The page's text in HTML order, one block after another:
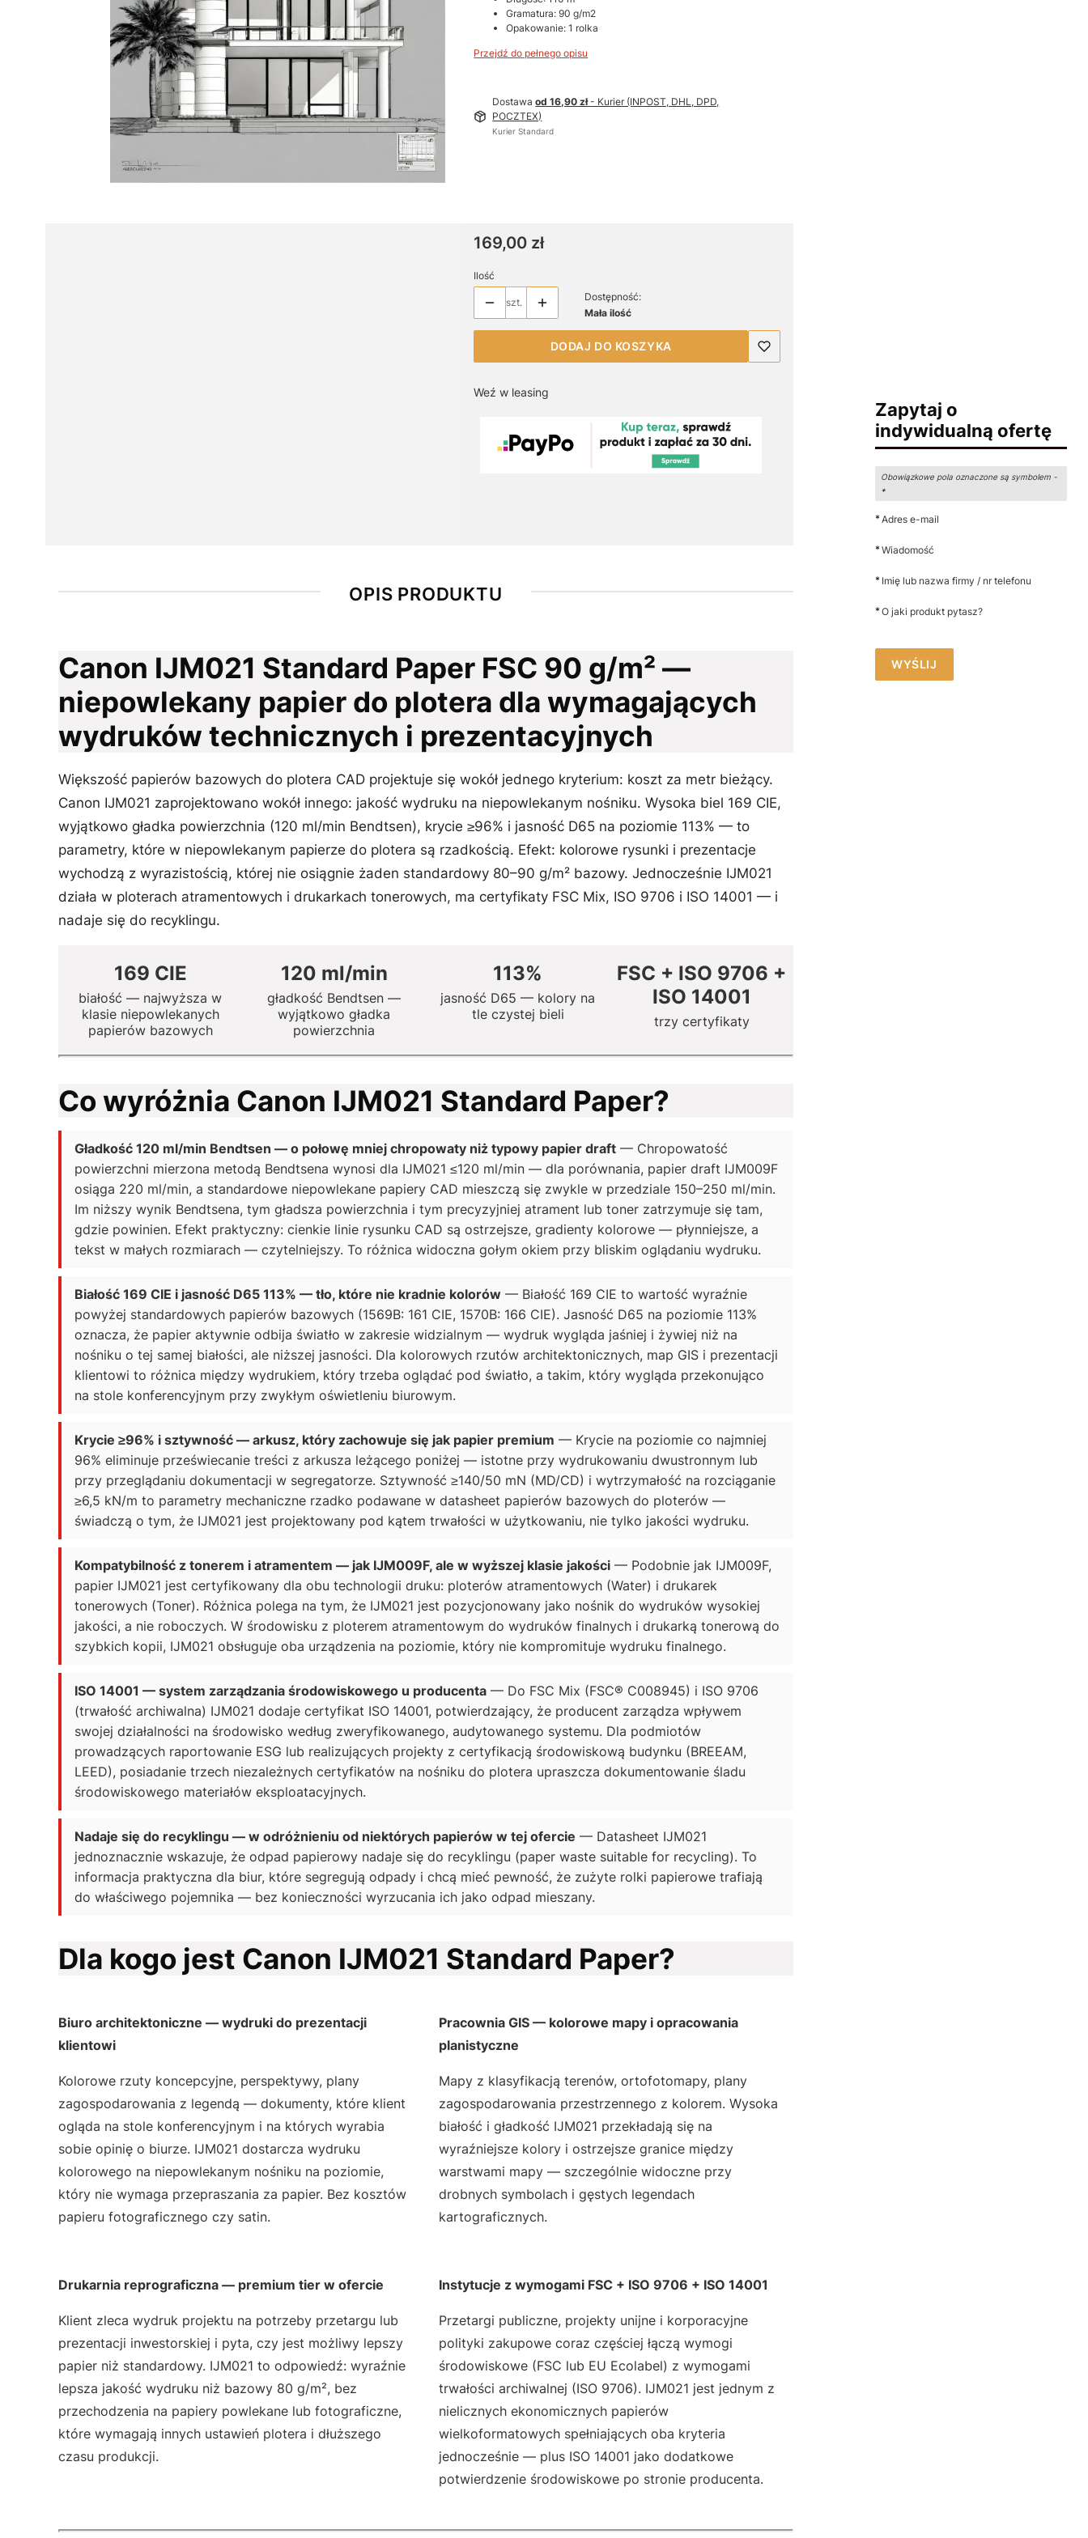
Gramatura: 90 g/m2
Opakowanie: 1 rolka
Przejdź do pełnego opisu
Dostawaod 16,90 zł- Kurier (INPOST, DHL, DPD,
POCZTEX)
Kurier Standard
Cena
169,00 zł
Ilość
szt.
Dostępność:
Mała ilość
DODAJ DO KOSZYKA
Weź w leasing
OPIS PRODUKTU
Canon IJM021 Standard Paper FSC 90 g/m² —
niepowlekany papier do plotera dla wymagających
wydruków technicznych i prezentacyjnych
Większość papierów bazowych do plotera CAD projektuje się wokół jednego kryterium: koszt za metr bieżący.
Canon IJM021 zaprojektowano wokół innego: jakość wydruku na niepowlekanym nośniku. Wysoka biel 169 CIE,
wyjątkowo gładka powierzchnia (120 ml/min Bendtsen), krycie ≥96% i jasność D65 na poziomie 113% — to
parametry, które w niepowlekanym papierze do plotera są rzadkością. Efekt: kolorowe rysunki i prezentacje
wychodzą z wyrazistością, której nie osiągnie żaden standardowy 80–90 g/m² bazowy. Jednocześnie IJM021
działa w ploterach atramentowych i drukarkach tonerowych, ma certyfikaty FSC Mix, ISO 9706 i ISO 14001 — i
nadaje się do recyklingu.
169 CIE
białość — najwyższa w
klasie niepowlekanych
papierów bazowych
120 ml/min
gładkość Bendtsen —
wyjątkowo gładka
powierzchnia
113%
jasność D65 — kolory na
tle czystej bieli
FSC + ISO 9706 +
ISO 14001
trzy certyfikaty
Co wyróżnia Canon IJM021 Standard Paper?
Gładkość 120 ml/min Bendtsen — o połowę mniej chropowaty niż typowy papier draft — Chropowatość
powierzchni mierzona metodą Bendtsena wynosi dla IJM021 ≤120 ml/min — dla porównania, papier draft IJM009F
osiąga 220 ml/min, a standardowe niepowlekane papiery CAD mieszczą się zwykle w przedziale 150–250 ml/min.
Im niższy wynik Bendtsena, tym gładsza powierzchnia i tym precyzyjniej atrament lub toner zatrzymuje się tam,
gdzie powinien. Efekt praktyczny: cienkie linie rysunku CAD są ostrzejsze, gradienty kolorowe — płynniejsze, a
tekst w małych rozmiarach — czytelniejszy. To różnica widoczna gołym okiem przy bliskim ogląd­aniu wydruku.
Białość 169 CIE i jasność D65 113% — tło, które nie kradnie kolorów — Białość 169 CIE to wartość wyraźnie
powyżej standardowych papierów bazowych (1569B: 161 CIE, 1570B: 166 CIE). Jasność D65 na poziomie 113%
oznacza, że papier aktywnie odbija światło w zakresie widzialnym — wydruk wygląda jaśniej i żywiej niż na
nośniku o tej samej białości, ale niższej jasności. Dla kolorowych rzutów architektonicznych, map GIS i prezentacji
klientowi to różnica między wydrukiem, który trzeba oglądać pod światło, a takim, który wygląda przekonująco
na stole konferencyjnym przy zwykłym oświetleniu biurowym.
Krycie ≥96% i sztywność — arkusz, który zachowuje się jak papier premium — Krycie na poziomie co najmniej
96% eliminuje przeświecanie treści z arkusza leżącego poniżej — istotne przy wydrukowaniu dwustronnym lub
przy przeglądaniu dokumentacji w segregatorze. Sztywność ≥140/50 mN (MD/CD) i wytrzymałość na rozciąganie
≥6,5 kN/m to parametry mechaniczne rzadko podawane w datasheet papierów bazowych do ploterów —
świadczą o tym, że IJM021 jest projektowany pod kątem trwałości w użytkowaniu, nie tylko jakości wydruku.
Kompatybilność z tonerem i atramentem — jak IJM009F, ale w wyższej klasie jakości — Podobnie jak IJM009F,
papier IJM021 jest certyfikowany dla obu technologii druku: ploterów atramentowych (Water) i drukarek
tonerowych (Toner). Różnica polega na tym, że IJM021 jest pozycjonowany jako nośnik do wydruków wysokiej
jakości, a nie roboczych. W środowisku z ploterem atramentowym do wydruków finalnych i drukarką tonerową do
szybkich kopii, IJM021 obsługuje oba urządzenia na poziomie, który nie kompromituje wydruku finalnego.
ISO 14001 — system zarządzania środowiskowego u producenta — Do FSC Mix (FSC® C008945) i ISO 9706
(trwałość archiwalna) IJM021 dodaje certyfikat ISO 14001, potwierdzający, że producent zarządza wpływem
swojej działalności na środowisko według zweryfikowanego, audytowanego systemu. Dla podmiotów
prowadzących raportowanie ESG lub realizujących projekty z certyfikacją środowiskową budynku (BREEAM,
LEED), posiadanie trzech niezależnych certyfikatów na nośniku do plotera upraszcza dokumentowanie śladu
środowiskowego materiałów eksploatacyjnych.
Nadaje się do recyklingu — w odróżnieniu od niektórych papierów w tej ofercie — Datasheet IJM021
jednoznacznie wskazuje, że odpad papierowy nadaje się do recyklingu (paper waste suitable for recycling). To
informacja praktyczna dla biur, które segregują odpady i chcą mieć pewność, że zużyte rolki papierowe trafiają
do właściwego pojemnika — bez konieczności wyrzucania ich jako odpad mieszany.
Dla kogo jest Canon IJM021 Standard Paper?
Biuro architektoniczne — wydruki do prezentacji
klientowi
Kolorowe rzuty koncepcyjne, perspektywy, plany
zagospodarowania z legendą — dokumenty, które klient
ogląda na stole konferencyjnym i na których wyrabia
sobie opinię o biurze. IJM021 dostarcza wydruku
kolorowego na niepowlekanym nośniku na poziomie,
który nie wymaga przepraszania za papier. Bez kosztów
papieru fotograficznego czy satin.
Pracownia GIS — kolorowe mapy i opracowania
planistyczne
Mapy z klasyfikacją terenów, ortofotomapy, plany
zagospodarowania przestrzennego z kolorem. Wysoka
białość i gładkość IJM021 przekładają się na
wyraźniejsze kolory i ostrzejsze granice między
warstwami mapy — szczególnie widoczne przy
drobnych symbolach i gęstych legendach
kartograficznych.
Drukarnia reprograficzna — premium tier w ofercie
Klient zleca wydruk projektu na potrzeby przetargu lub
prezentacji inwestorskiej i pyta, czy jest możliwy lepszy
papier niż standardowy. IJM021 to odpowiedź: wyraźnie
lepsza jakość wydruku niż bazowy 80 g/m², bez
przechodzenia na papiery powlekane lub fotograficzne,
które wymagają innych ustawień plotera i dłuższego
czasu produkcji.
Instytucje z wymogami FSC + ISO 9706 + ISO 14001
Przetargi publiczne, projekty unijne i korporacyjne
polityki zakupowe coraz częściej łączą wymogi
środowiskowe (FSC lub EU Ecolabel) z wymogami
trwałości archiwalnej (ISO 9706). IJM021 jest jednym z
nielicznych ekonomicznych papierów
wielkoformatowych spełniających oba kryteria
jednocześnie — plus ISO 14001 jako dodatkowe
potwierdzenie środowiskowe po stronie producenta.
Zapytaj o
indywidualną ofertę
Obowiązkowe pola oznaczone są symbolem -
*
*Adres e-mail
*Wiadomość
* Imię lub nazwa firmy / nr telefonu
*O jaki produkt pytasz?
WYŚLIJ